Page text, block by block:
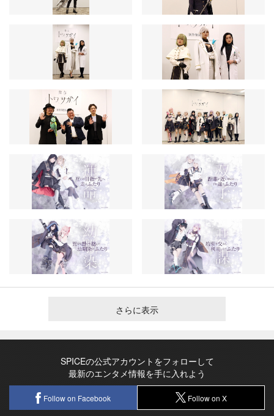
さらに表示
SPICEの公式アカウントをフォローして
最新のエンタメ情報を手に入れよう
Follow on Facebook Follow on X